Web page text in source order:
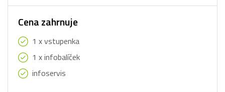
Cena zahrnuje
1 x vstupenka
1 x infobalíček
infoservis